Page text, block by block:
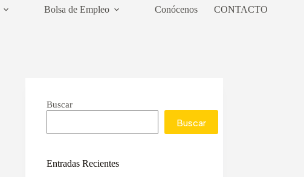
Bolsa de Empleo Conócenos CONTACTO
Buscar
Buscar
Entradas Recientes